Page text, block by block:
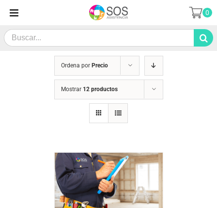
contenido
Search
for:
0
Ordena por Precio
Mostrar 12 productos